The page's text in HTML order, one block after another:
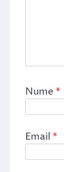
Nume *
Email *